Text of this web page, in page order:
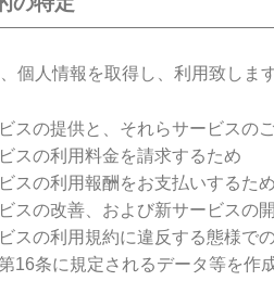
個人情報を取得し、利用致します
スの提供と、それらサービスの
スの利用料金を請求するため
スの利用報酬をお支払いするため
スの改善、および新サービスの
スの利用規約に違反する態様で
16条に規定されるデータ等を作